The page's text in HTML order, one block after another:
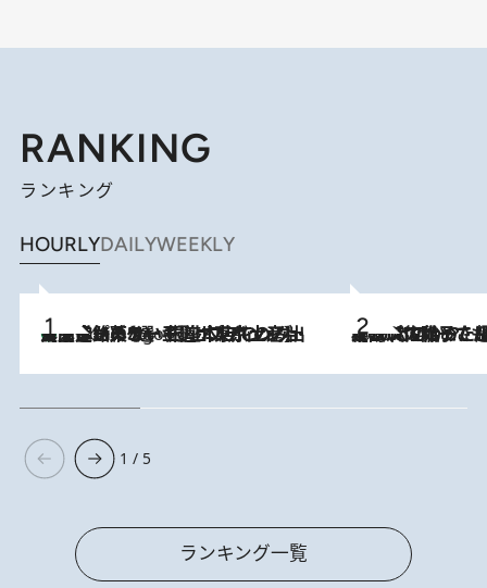
RANKING
ランキング
HOURLYDAILYWEEKLY
6 Hours Ago
【間違いのない王道・東京土産】資生堂パーラー 銀座本店でのみ出会える銘菓5選《極上プディング・濃厚チーズケーキ・ボンボンショコラほか》 2026.8.5
【阿川佐和子さんの年とる力】なぜ70代で始めた趣味は“こんなに楽しい”のか？ ピアノ、俳句…スランプに陥っても続けられる“ある秘訣”とは
1 / 5
ランキング一覧